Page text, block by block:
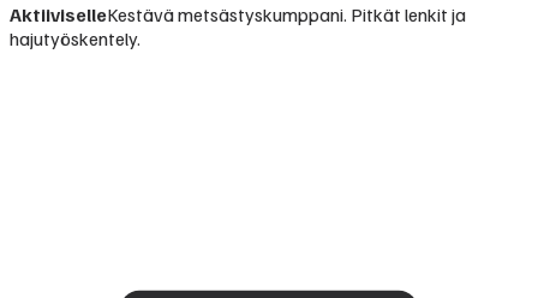
AktiiviselleKestävä metsästyskumppani. Pitkät lenkit ja
hajutyöskentely.